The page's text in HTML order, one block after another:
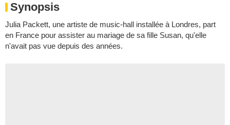
Synopsis
Julia Packett, une artiste de music-hall installée à Londres, part
en France pour assister au mariage de sa fille Susan, qu'elle
n'avait pas vue depuis des années.